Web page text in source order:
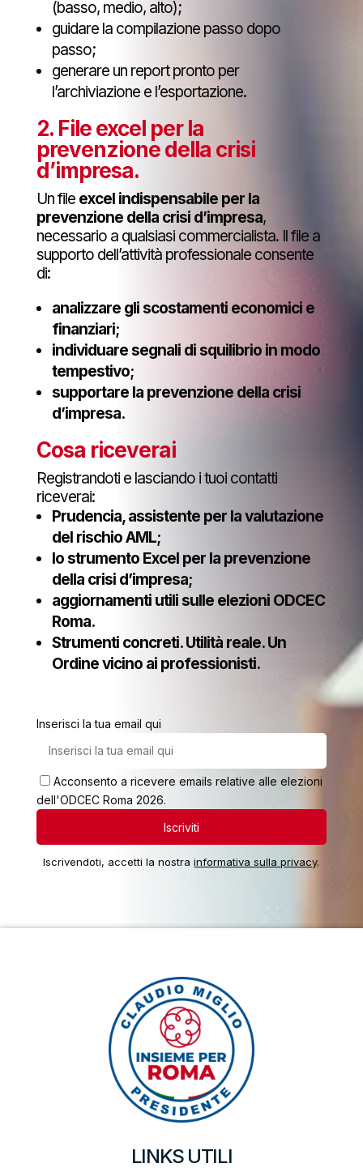
(basso, medio, alto);
guidare la compilazione passo dopo
passo;
generare un report pronto per
l’archiviazione e l’esportazione.
2. File excel per la
prevenzione della crisi
d’impresa.
Un file excel indispensabile per la
prevenzione della crisi d’impresa,
necessario a qualsiasi commercialista. Il file a
supporto dell’attività professionale consente
di:
analizzare gli scostamenti economici e
finanziari;
individuare segnali di squilibrio in modo
tempestivo;
supportare la prevenzione della crisi
d’impresa.
Cosa riceverai
Registrandoti e lasciando i tuoi contatti
riceverai:
Prudencia, assistente per la valutazione
del rischio AML;
lo strumento Excel per la prevenzione
della crisi d’impresa;
aggiornamenti utili sulle elezioni ODCEC
Roma.
Strumenti concreti. Utilità reale. Un
Ordine vicino ai professionisti.
Inserisci la tua email qui
Acconsento a ricevere emails relative alle elezioni
dell'ODCEC Roma 2026.
Iscrivendoti, accetti la nostrainformativa sulla privacy.
LINKS UTILI